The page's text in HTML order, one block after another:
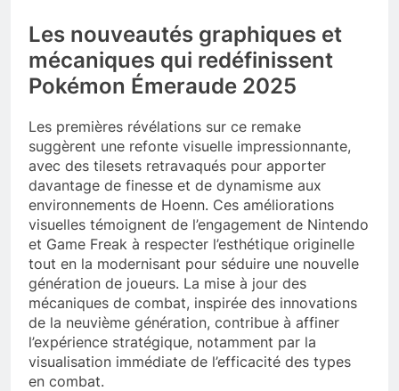
Les nouveautés graphiques et
mécaniques qui redéfinissent
Pokémon Émeraude 2025
Les premières révélations sur ce remake
suggèrent une refonte visuelle impressionnante,
avec des tilesets retravaqués pour apporter
davantage de finesse et de dynamisme aux
environnements de Hoenn. Ces améliorations
visuelles témoignent de l’engagement de Nintendo
et Game Freak à respecter l’esthétique originelle
tout en la modernisant pour séduire une nouvelle
génération de joueurs. La mise à jour des
mécaniques de combat, inspirée des innovations
de la neuvième génération, contribue à affiner
l’expérience stratégique, notamment par la
visualisation immédiate de l’efficacité des types
en combat.